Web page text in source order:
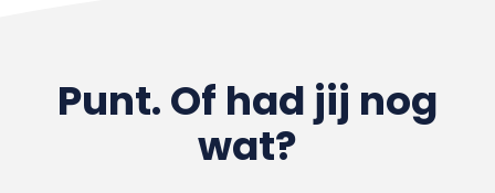
Punt. Of had jij nog
wat?